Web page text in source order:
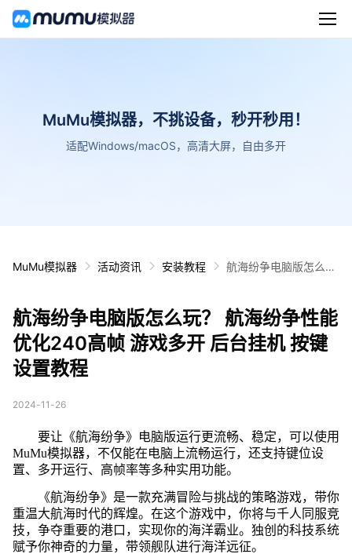
MuMu模拟器，不挑设备，秒开秒用！
适配Windows/macOS，高清大屏，自由多开
MuMu模拟器 活动资讯 安装教程
航海纷争电脑版怎么
台挂机 按键设置教程
航海纷争电脑版怎么玩？ 航海纷争性能
优化240高帧 游戏多开 后台挂机 按键
设置教程
2024-11-26
要让《航海纷争》电脑版运行更流畅、稳定，可以使用
MuMu模拟器，不仅能在电脑上流畅运行，还支持键位设
置、多开运行、高帧率等多种实用功能。
《航海纷争》是一款充满冒险与挑战的策略游戏，带你
重温大航海时代的辉煌。在这个游戏中，你将与千人同服竞
技，争夺重要的港口，实现你的海洋霸业。独创的科技系统
赋予你神奇的力量，带领舰队进行海洋远征。